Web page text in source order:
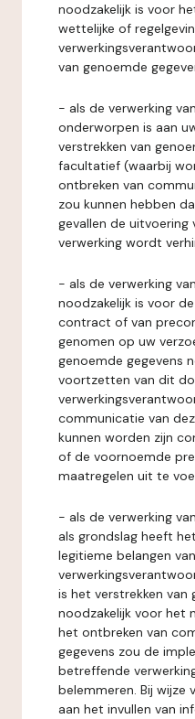
noodzakelijk is voor
wettelijke of
van genoemde
- als de verwerking
onderworpen is aan
verstrekken van
facultatief (waarbij
ontbreken van
zou kunnen hebben
gevallen de
verwerking wordt
- als de verwerking
noodzakelijk is voor
contract of van
genomen op uw
genoemde gegevens
voortzetten van dit
communicatie van
kunnen worden zijn
of de voornoemde
maatregelen uit te
- als de verwerking
als grondslag heeft
legitieme belangen
is het verstrekken van
noodzakelijk voor het
het ontbreken van
gegevens zou de
betreffende
belemmeren. Bij wijze
aan het invullen van